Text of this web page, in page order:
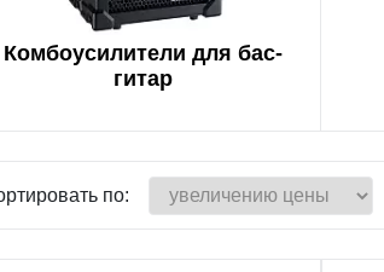
Комбоусилители для бас-
гитар
по: